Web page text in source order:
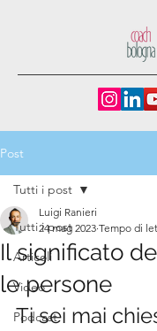
Post
Tutti i post
Articoli
Video
Podcast
Tutti i post
Il significato
le persone
Luigi Ranieri
24 mag 2023 Tempo di
Ti sei mai